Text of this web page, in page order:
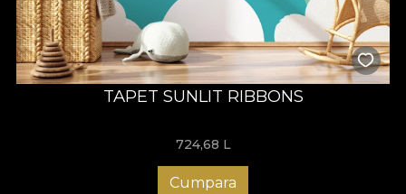
TAPET SUNLIT RIBBONS
724,68 L
Cumpara